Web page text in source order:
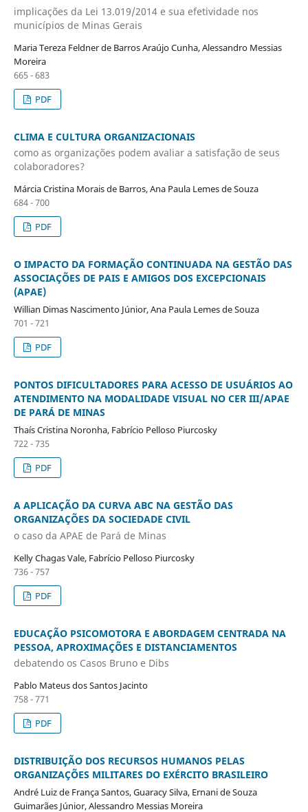
implicações da Lei 13.019/2014 e sua efetividade nos
municípios de Minas Gerais
Maria Tereza Feldner de Barros Araújo Cunha, Alessandro Messias
Moreira
665 - 683
PDF
CLIMA E CULTURA ORGANIZACIONAIS
como as organizações podem avaliar a satisfação de seus
colaboradores?
Márcia Cristina Morais de Barros, Ana Paula Lemes de Souza
684 - 700
PDF
O IMPACTO DA FORMAÇÃO CONTINUADA NA GESTÃO DAS
ASSOCIAÇÕES DE PAIS E AMIGOS DOS EXCEPCIONAIS
(APAE)
Willian Dimas Nascimento Júnior, Ana Paula Lemes de Souza
701 - 721
PDF
PONTOS DIFICULTADORES PARA ACESSO DE USUÁRIOS AO
ATENDIMENTO NA MODALIDADE VISUAL NO CER III/APAE
DE PARÁ DE MINAS
Thaís Cristina Noronha, Fabrício Pelloso Piurcosky
722 - 735
PDF
A APLICAÇÃO DA CURVA ABC NA GESTÃO DAS
ORGANIZAÇÕES DA SOCIEDADE CIVIL
o caso da APAE de Pará de Minas
Kelly Chagas Vale, Fabrício Pelloso Piurcosky
736 - 757
PDF
EDUCAÇÃO PSICOMOTORA E ABORDAGEM CENTRADA NA
PESSOA, APROXIMAÇÕES E DISTANCIAMENTOS
debatendo os Casos Bruno e Dibs
Pablo Mateus dos Santos Jacinto
758 - 771
PDF
DISTRIBUIÇÃO DOS RECURSOS HUMANOS PELAS
ORGANIZAÇÕES MILITARES DO EXÉRCITO BRASILEIRO
André Luiz de França Santos, Guaracy Silva, Ernani de Souza
Guimarães Júnior, Alessandro Messias Moreira